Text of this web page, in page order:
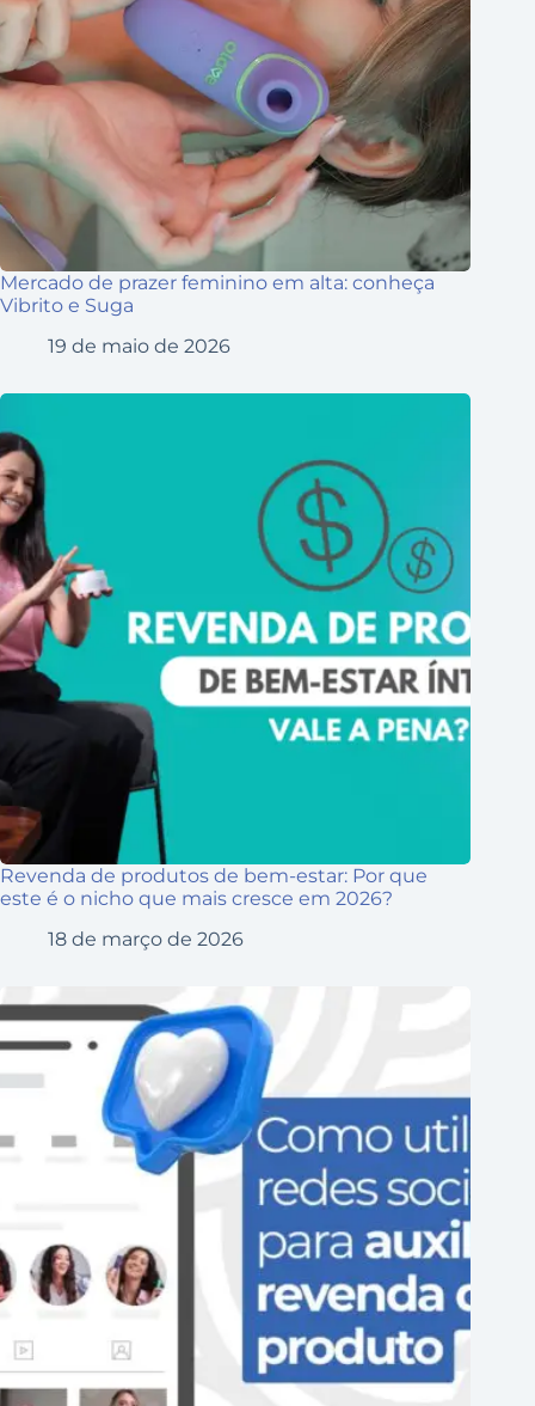
Mercado de prazer feminino em alta: conheça
Vibrito e Suga
19 de maio de 2026
Revenda de produtos de bem-estar: Por que
este é o nicho que mais cresce em 2026?
18 de março de 2026